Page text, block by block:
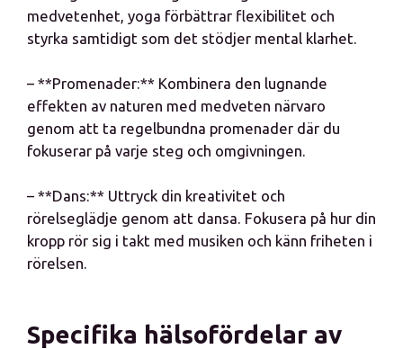
medvetenhet, yoga förbättrar flexibilitet och
styrka samtidigt som det stödjer mental klarhet.
– **Promenader:** Kombinera den lugnande
effekten av naturen med medveten närvaro
genom att ta regelbundna promenader där du
fokuserar på varje steg och omgivningen.
– **Dans:** Uttryck din kreativitet och
rörelseglädje genom att dansa. Fokusera på hur din
kropp rör sig i takt med musiken och känn friheten i
rörelsen.
Specifika hälsofördelar av